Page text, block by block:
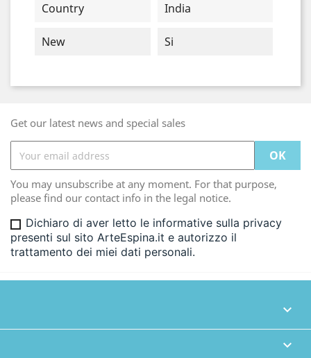
Country India
New Si
Get our latest news and special sales
You may unsubscribe at any moment. For that purpose,
please find our contact info in the legal notice.
Dichiaro di aver letto le informative sulla privacy
presenti sul sito ArteEspina.it e autorizzo il
trattamento dei miei dati personali.

